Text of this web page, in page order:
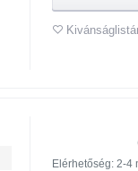
Elérhetőség: 2-4